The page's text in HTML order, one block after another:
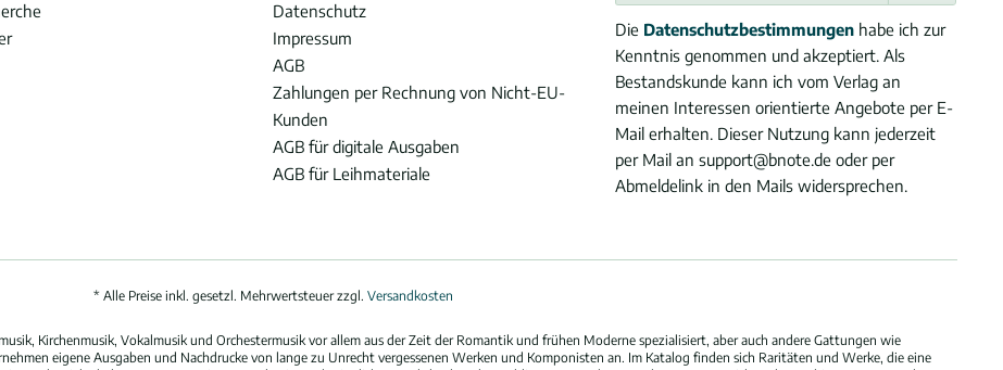
Datenschutz
Impressum
AGB
Zahlungen per Rechnung von Nicht-EU-
Kunden
AGB für digitale Ausgaben
AGB für Leihmateriale
Die Datenschutzbestimmungen habe ich zur
Kenntnis genommen und akzeptiert. Als
Bestandskunde kann ich vom Verlag an
meinen Interessen orientierte Angebote per E-
Mail erhalten. Dieser Nutzung kann jederzeit
per Mail an support@bnote.de oder per
Abmeldelink in den Mails widersprechen.
* Alle Preise inkl. gesetzl. Mehrwertsteuer zzgl. Versandkosten
Kirchenmusik, Vokalmusik und Orchestermusik vor allem aus der Zeit der Romantik und frühen Moderne spezialisiert, aber auch andere Gattungen wie
eigene Ausgaben und Nachdrucke von lange zu Unrecht vergessenen Werken und Komponisten an. Im Katalog finden sich Raritäten und Werke, die eine